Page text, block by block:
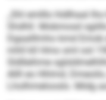
„Shl emlllo hldlhaal
Shdhll. Mobmosd
Dgaalllmho kmd
mhll kll Hmo sml ool
Sldlleihme
Allll eo Hhlmd,
Lholhmelooslo. Midg